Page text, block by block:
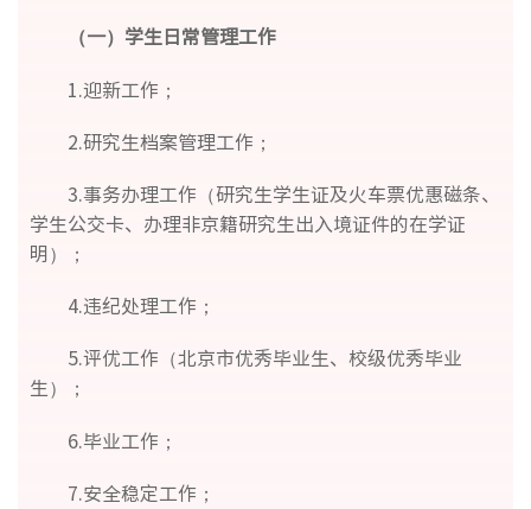
（一）学生日常管理工作
1.迎新工作；
2.研究生档案管理工作；
3.事务办理工作（研究生学生证及火车票优惠磁条、
学生公交卡、办理非京籍研究生出入境证件的在学证
明）；
4.违纪处理工作；
5.评优工作（北京市优秀毕业生、校级优秀毕业
生）；
6.毕业工作；
7.安全稳定工作；